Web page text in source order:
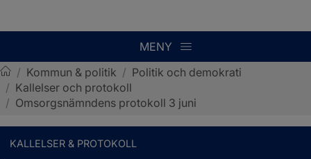
MENY
Sotenäs kommun
/ Kommun & politik / Politik och demokrati
/ Kallelser och protokoll
/ Omsorgsnämndens protokoll 3 juni
KALLELSER & PROTOKOLL